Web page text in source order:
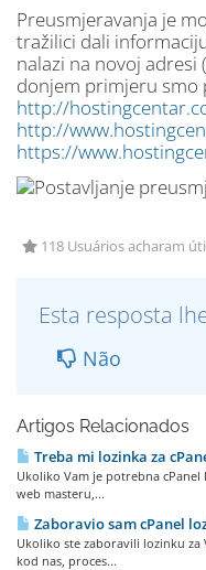
Preusmjeravanja je
tražilici dali
nalazi na novoj adresi
donjem primjeru smo
http://
http://
https://
118 Usuários acharam
Esta resposta
Não
Artigos Relacionados
Treba mi lozinka za
Ukoliko Vam je potrebna
web masteru,...
Zaboravio sam cPanel
Ukoliko ste zaboravili lozinku
kod nas, proces...